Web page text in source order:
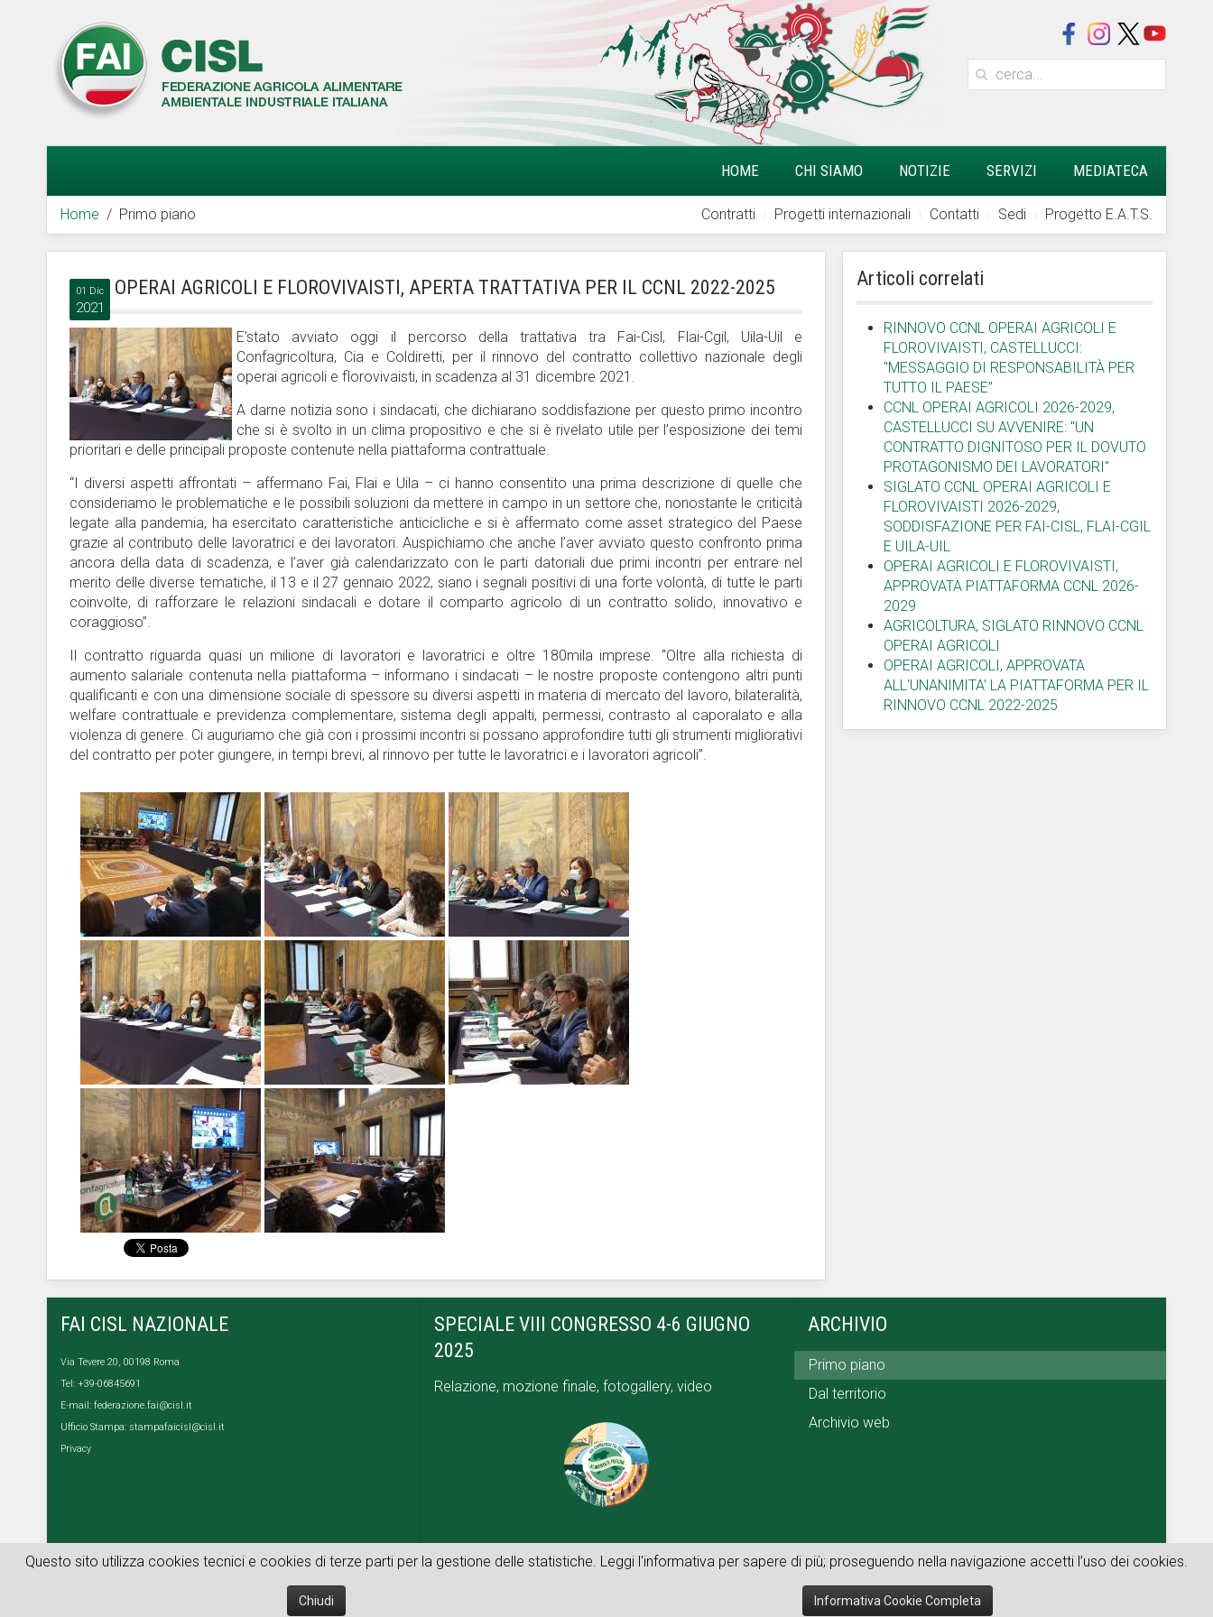
HOME CHI SIAMO NOTIZIE SERVIZI MEDIATECA
Contratti Progetti internazionali Contatti Sedi Progetto E.A.T.S.
Home Primo piano
01 Dic
2021
OPERAI AGRICOLI E FLOROVIVAISTI, APERTA TRATTATIVA PER IL CCNL 2022-2025
E’stato avviato oggi il percorso della trattativa tra Fai-Cisl, Flai-Cgil, Uila-Uil e
Confagricoltura, Cia e Coldiretti, per il rinnovo del contratto collettivo nazionale degli
operai agricoli e florovivaisti, in scadenza al 31 dicembre 2021.
A darne notizia sono i sindacati, che dichiarano soddisfazione per questo primo incontro
che si è svolto in un clima propositivo e che si è rivelato utile per l’esposizione dei temi
prioritari e delle principali proposte contenute nella piattaforma contrattuale.
“I diversi aspetti affrontati – affermano Fai, Flai e Uila – ci hanno consentito una prima descrizione di quelle che
consideriamo le problematiche e le possibili soluzioni da mettere in campo in un settore che, nonostante le criticità
legate alla pandemia, ha esercitato caratteristiche anticicliche e si è affermato come asset strategico del Paese
grazie al contributo delle lavoratrici e dei lavoratori. Auspichiamo che anche l’aver avviato questo confronto prima
ancora della data di scadenza, e l’aver già calendarizzato con le parti datoriali due primi incontri per entrare nel
merito delle diverse tematiche, il 13 e il 27 gennaio 2022, siano i segnali positivi di una forte volontà, di tutte le parti
coinvolte, di rafforzare le relazioni sindacali e dotare il comparto agricolo di un contratto solido, innovativo e
coraggioso”.
Il contratto riguarda quasi un milione di lavoratori e lavoratrici e oltre 180mila imprese. “Oltre alla richiesta di
aumento salariale contenuta nella piattaforma – informano i sindacati – le nostre proposte contengono altri punti
qualificanti e con una dimensione sociale di spessore su diversi aspetti in materia di mercato del lavoro, bilateralità,
welfare contrattuale e previdenza complementare, sistema degli appalti, permessi, contrasto al caporalato e alla
violenza di genere. Ci auguriamo che già con i prossimi incontri si possano approfondire tutti gli strumenti migliorativi
del contratto per poter giungere, in tempi brevi, al rinnovo per tutte le lavoratrici e i lavoratori agricoli”.
Articoli correlati
RINNOVO CCNL OPERAI AGRICOLI E
FLOROVIVAISTI, CASTELLUCCI:
"MESSAGGIO DI RESPONSABILITÀ PER
TUTTO IL PAESE”
CCNL OPERAI AGRICOLI 2026-2029,
CASTELLUCCI SU AVVENIRE: "UN
CONTRATTO DIGNITOSO PER IL DOVUTO
PROTAGONISMO DEI LAVORATORI"
SIGLATO CCNL OPERAI AGRICOLI E
FLOROVIVAISTI 2026-2029,
SODDISFAZIONE PER FAI-CISL, FLAI-CGIL
E UILA-UIL
OPERAI AGRICOLI E FLOROVIVAISTI,
APPROVATA PIATTAFORMA CCNL 2026-
2029
AGRICOLTURA, SIGLATO RINNOVO CCNL
OPERAI AGRICOLI
OPERAI AGRICOLI, APPROVATA
ALL'UNANIMITA' LA PIATTAFORMA PER IL
RINNOVO CCNL 2022-2025
FAI CISL NAZIONALE
Via Tevere 20, 00198 Roma
Tel: +39-06845691
E-mail: federazione.fai@cisl.it
Ufficio Stampa: stampafaicisl@cisl.it
Privacy
SPECIALE VIII CONGRESSO 4-6 GIUGNO
2025
Relazione, mozione finale, fotogallery, video
ARCHIVIO
Primo piano
Dal territorio
Archivio web
Questo sito utilizza cookies tecnici e cookies di terze parti per la gestione delle statistiche. Leggi l'informativa per sapere di più; proseguendo nella navigazione accetti l’uso dei cookies.
Chiudi Informativa Cookie Completa